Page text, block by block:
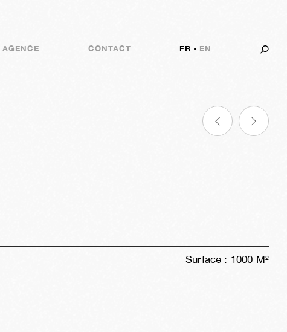
AGENCE CONTACT FR EN
Surface : 1000 M²